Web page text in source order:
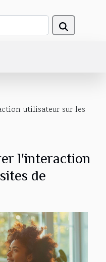
utilisateur sur les
l'interaction
de